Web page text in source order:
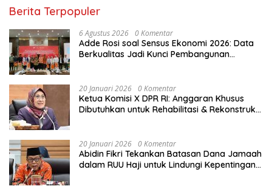
Berita Terpopuler
6 Agustus 2026 0 Komentar
Adde Rosi soal Sensus Ekonomi 2026: Data
Berkualitas Jadi Kunci Pembangunan
20 Januari 2026 0 Komentar
Ketua Komisi X DPR RI: Anggaran Khusus
Dibutuhkan untuk Rehabilitasi & Rekonstruksi
20 Januari 2026 0 Komentar
Abidin Fikri Tekankan Batasan Dana Jamaah
dalam RUU Haji untuk Lindungi Kepentingan